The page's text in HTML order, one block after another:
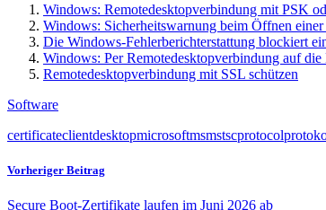
Windows: Remotedesktopverbindung mit PSK
Windows: Sicherheitswarnung beim Öffnen
Die Windows-Fehlerberichterstattung blockiert
Windows: Per Remotedesktopverbindung auf
Remotedesktopverbindung mit SSL schützen
Software
certificateclientdesktopmicrosoftmsmstscprotocol
Vorheriger Beitrag
Secure Boot-Zertifikate laufen im Juni 2026 ab